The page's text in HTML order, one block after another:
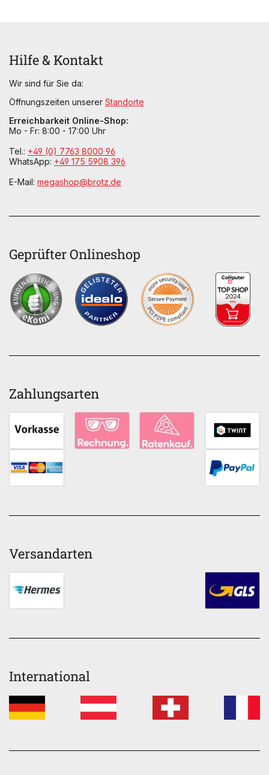
Hilfe & Kontakt
Wir sind für Sie da:
Öffnungszeiten unserer Standorte
Erreichbarkeit Online-Shop:
Mo - Fr: 8:00 - 17:00 Uhr
Tel.: +49 (0) 7763 8000 96
WhatsApp: +49 175 5908 396
E-Mail: megashop@brotz.de
Geprüfter Onlineshop
Zahlungsarten
Versandarten
International